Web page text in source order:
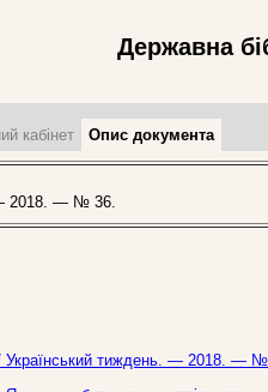
Державна
кабінет Опис документа
2018. — № 36.
Український тиждень. — 2018. —